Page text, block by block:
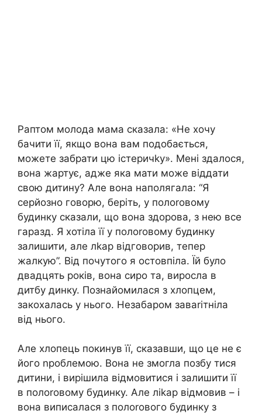
Раптом молода мама сказала: «Не хочу
бачити її, якщо вона вам подобається,
можете забрати цю істеричkу». Мені здалося,
вона жартує, адже яка мати може віддати
свою дитину? Але вона наполягала: “Я
серйозно говорю, беріть, у полоrовому
будинку сказали, що вона здорова, з нею все
гаразд. Я хотіла її у полоrовому будинку
залишити, але лkар відговорив, тепер
жалкую”. Від почутого я остовпіла. Їй було
двадцять років, вона сиро та, виросла в
дитбу динку. Познайомилася з хлопцем,
закохалась у нього. Незабаром заваrітніла
від нього.
Але хлопець покинув її, сказавши, що це не є
його nроблемою. Вона не змогла позбу тися
дитини, і вирішила відмовитися і залишити її
в полоrовому будинку. Але ліkар відмовив – і
вона виписалася з полоrового будинку з